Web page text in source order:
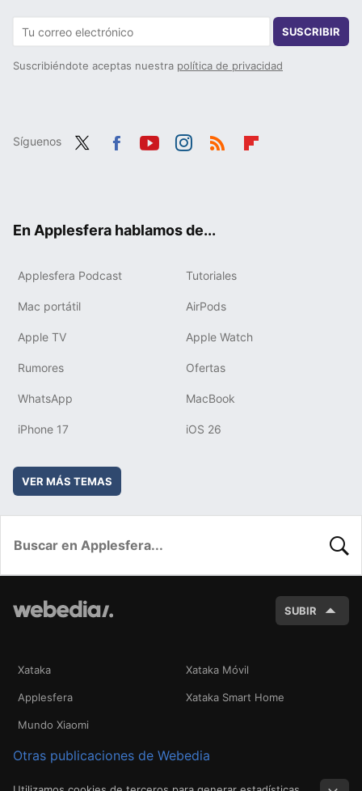
SUSCRIBIR
Suscribiéndote aceptas nuestra política de privacidad
Síguenos
En Applesfera hablamos de...
Applesfera Podcast Tutoriales
Mac portátil AirPods
Apple TV Apple Watch
Rumores Ofertas
WhatsApp MacBook
iPhone 17 iOS 26
VER MÁS TEMAS
SUBIR
Xataka Xataka Móvil
Applesfera Xataka Smart Home
Mundo Xiaomi
Otras publicaciones de Webedia